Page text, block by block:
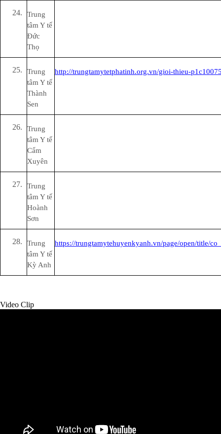
Trung
tâm Y tế
Đức
Thọ
Trung
tâm Y tế
Thành
Sen
http://trungtamytetphatinh.org.vn/gioi-thieu-
Trung
tâm Y tế
Cẩm
Xuyên
Trung
tâm Y tế
Hoành
Sơn
Trung
tâm Y tế
Kỳ Anh
https://trungtamytehuyenkyanh.vn/page/open/title/
Video Clip